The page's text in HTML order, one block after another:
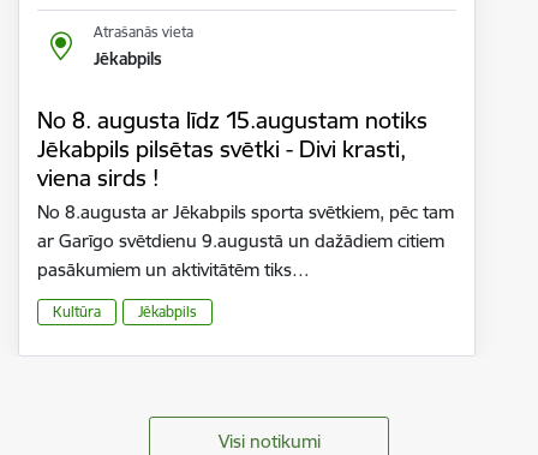
Atrašanās vieta
Jēkabpils
No 8. augusta līdz 15.augustam notiks
Jēkabpils pilsētas svētki - Divi krasti,
viena sirds !
No 8.augusta ar Jēkabpils sporta svētkiem, pēc tam
ar Garīgo svētdienu 9.augustā un dažādiem citiem
pasākumiem un aktivitātēm tiks…
Kultūra Jēkabpils
Visi notikumi